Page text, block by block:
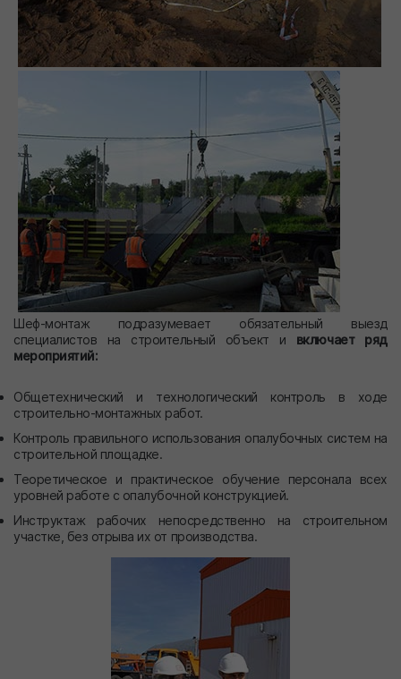
Шеф-монтаж подразумевает обязательный выезд
специалистов на строительный объект и включает ряд
мероприятий:
Общетехнический и технологический контроль в ходе
строительно-монтажных работ.
Контроль правильного использования опалубочных систем на
строительной площадке.
Теоретическое и практическое обучение персонала всех
уровней работе с опалубочной конструкцией.
Инструктаж рабочих непосредственно на строительном
участке, без отрыва их от производства.